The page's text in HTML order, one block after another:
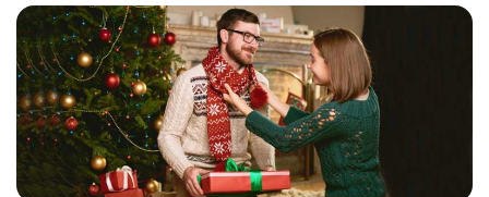
Relaciones
Familia
Ayuda